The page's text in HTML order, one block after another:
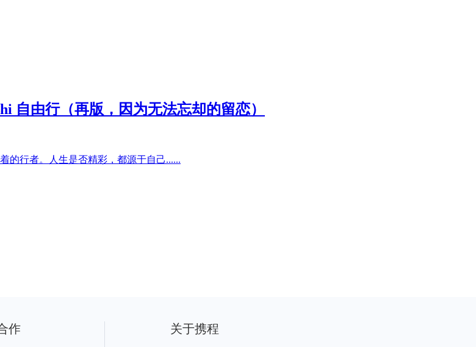
由行（再版，因为无法忘却的留恋）
的行者。人生是否精彩，都源于自己......
作 关于携程